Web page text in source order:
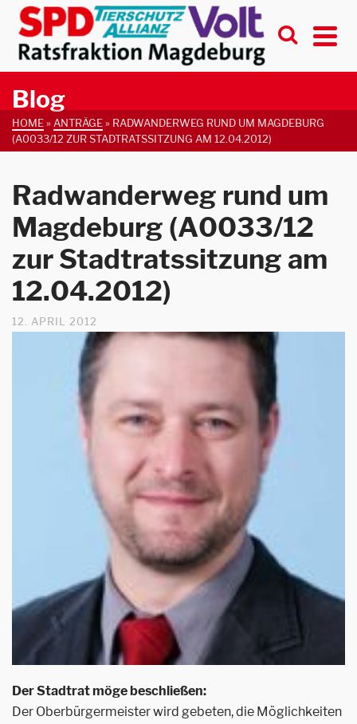
Blog
HOME» ANTRÄGE» RADWANDERWEG RUND UM MAGDEBURG
(A0033/12 ZUR STADTRATSSITZUNG AM 12.04.2012)
Radwanderweg rund um
Magdeburg (A0033/12
zur Stadtratssitzung am
12.04.2012)
12. APRIL 2012
Der Stadtrat möge beschließen:
Der Oberbürgermeister wird gebeten, die Möglichkeiten